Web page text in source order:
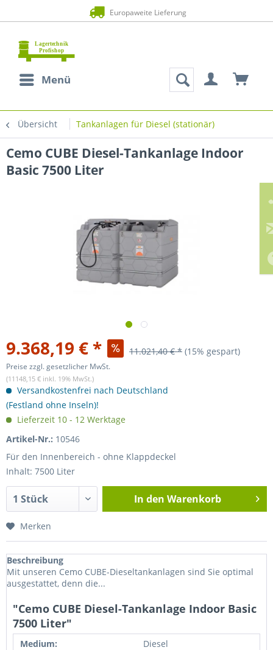
Europaweite Lieferung
Menü
Übersicht Tankanlagen für Diesel (stationär)
Cemo CUBE Diesel-Tankanlage Indoor
Basic 7500 Liter
9.368,19 € * 11.021,40 € * (15% gespart)
Preise zzgl. gesetzlicher MwSt.
(11148,15 € inkl. 19% MwSt.)
Versandkostenfrei nach Deutschland
(Festland ohne Inseln)!
Lieferzeit 10 - 12 Werktage
Artikel-Nr.: 10546
Für den Innenbereich - ohne Klappdeckel
Inhalt: 7500 Liter
In den Warenkorb
Merken
Beschreibung
Mit unseren Cemo CUBE-Dieseltankanlagen sind Sie optimal
ausgestattet, denn die...
"Cemo CUBE Diesel-Tankanlage Indoor Basic
7500 Liter"
Medium:
Diesel